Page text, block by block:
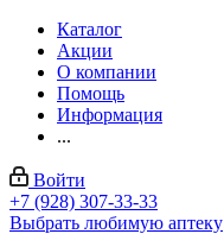
Каталог
Акции
О компании
Помощь
Информация
...
Войти
+7 (928) 307-33-33
Выбрать любимую аптеку